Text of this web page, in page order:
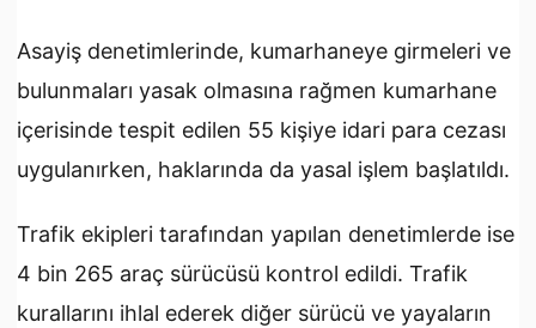
Asayiş denetimlerinde, kumarhaneye girmeleri ve
bulunmaları yasak olmasına rağmen kumarhane
içerisinde tespit edilen 55 kişiye idari para cezası
uygulanırken, haklarında da yasal işlem başlatıldı.
Trafik ekipleri tarafından yapılan denetimlerde ise
4 bin 265 araç sürücüsü kontrol edildi. Trafik
kurallarını ihlal ederek diğer sürücü ve yayaların